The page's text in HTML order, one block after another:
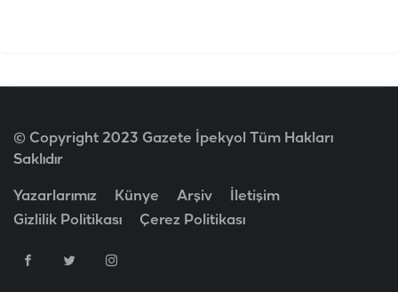
© Copyright 2023 Gazete İpekyol Tüm Hakları
Saklıdır
Yazarlarımız Künye Arşiv
İletişim
Gizlilik Politikası
Çerez Politikası